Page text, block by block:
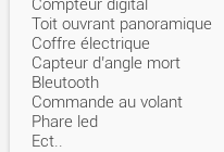
Compteur digital
Toit ouvrant panoramique
Coffre électrique
Capteur d’angle mort
Bleutooth
Commande au volant
Phare led
Ect..